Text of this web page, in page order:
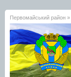
Первомайський район »